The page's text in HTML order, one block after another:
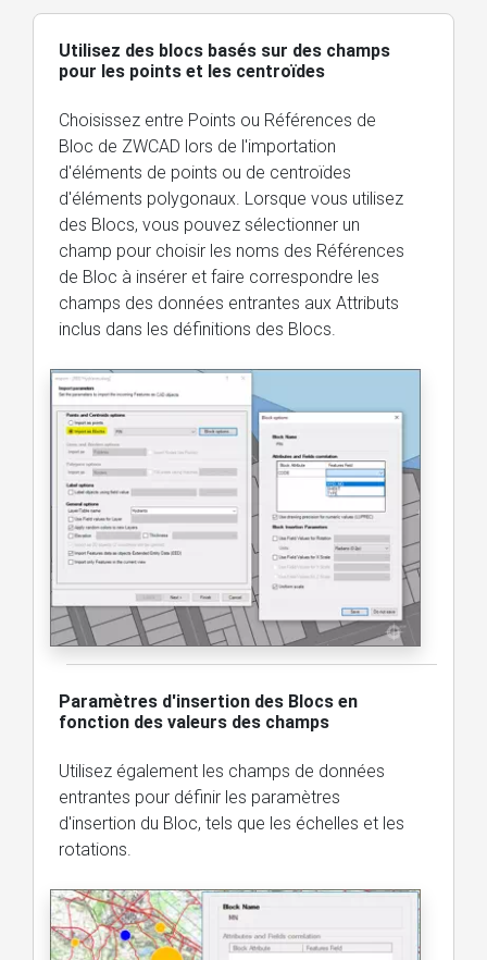
Utilisez des blocs basés sur des champs
pour les points et les centroïdes
Choisissez entre Points ou Références de
Bloc de ZWCAD lors de l'importation
d'éléments de points ou de centroïdes
d'éléments polygonaux. Lorsque vous utilisez
des Blocs, vous pouvez sélectionner un
champ pour choisir les noms des Références
de Bloc à insérer et faire correspondre les
champs des données entrantes aux Attributs
inclus dans les définitions des Blocs.
Paramètres d'insertion des Blocs en
fonction des valeurs des champs
Utilisez également les champs de données
entrantes pour définir les paramètres
d'insertion du Bloc, tels que les échelles et les
rotations.